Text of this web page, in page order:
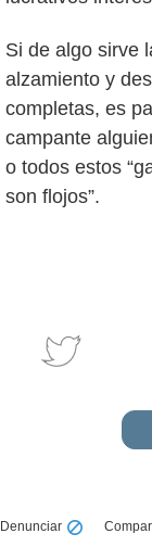
Si de algo sirve
alzamiento y
completas, es
campante
o todos estos
son flojos”.
Denunciar